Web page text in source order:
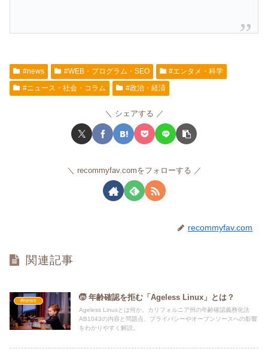
#news #WEB・プログラム・SEO
#エンタメ・科学
#ニュース・社会・コラム
#政治・経済
シェアする
recommyfav.comをフォローする
recommyfav.com
関連記事
#news 🧒 年齢確認を拒む「Ageless Linux」とは？
Ageless Linuxとは何か。カリフォルニア州の年齢確認義務化法
AB1043の内容と問題点、プライバシーやオープンソースへの影響
をわかりやすく解説。